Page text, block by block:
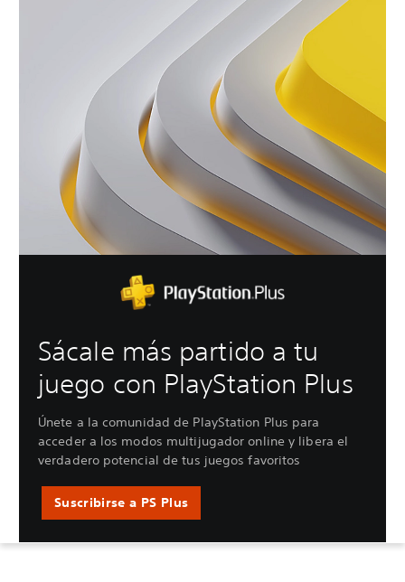
Sácale más partido a tu
juego con PlayStation Plus
Únete a la comunidad de PlayStation Plus para
acceder a los modos multijugador online y libera el
verdadero potencial de tus juegos favoritos
Suscribirse a PS Plus